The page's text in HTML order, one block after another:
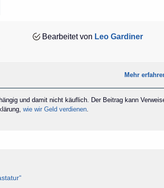
Bearbeitet von Leo Gardiner
Mehr
und damit nicht käuflich. Der Beitrag kann
wie wir Geld verdienen.